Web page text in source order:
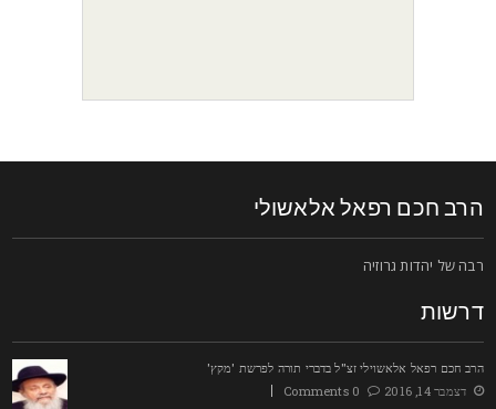
חכם רפאל אלאשולי
של יהדות גרוזיה
חכם רפאל אלאשוילי זצ"ל בדברי תורה לפרשת 'מקץ'
דצמבר 14, 2016
0 Comments